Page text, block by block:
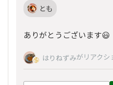
とも
ありがとうございます😃
はりねずみがリアクシ